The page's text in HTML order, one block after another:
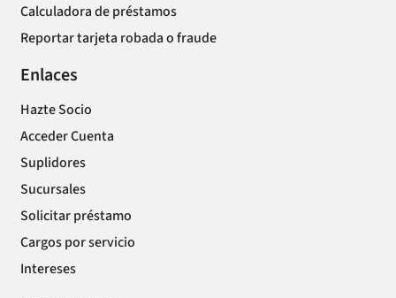
Calculadora de préstamos
Reportar tarjeta robada o fraude
Enlaces
Hazte Socio
Acceder Cuenta
Suplidores
Sucursales
Solicitar préstamo
Cargos por servicio
Intereses